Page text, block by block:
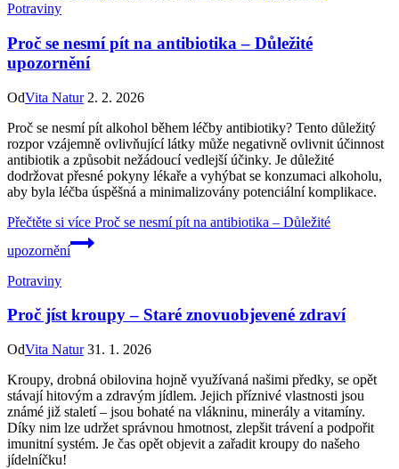
Potraviny
Proč se nesmí pít na antibiotika – Důležité
upozornění
OdVita Natur 2. 2. 2026
Proč se nesmí pít alkohol během léčby antibiotiky? Tento důležitý
rozpor vzájemně ovlivňující látky může negativně ovlivnit účinnost
antibiotik a způsobit nežádoucí vedlejší účinky. Je důležité
dodržovat přesné pokyny lékaře a vyhýbat se konzumaci alkoholu,
aby byla léčba úspěšná a minimalizovány potenciální komplikace.
Přečtěte si více Proč se nesmí pít na antibiotika – Důležité
upozornění
Potraviny
Proč jíst kroupy – Staré znovuobjevené zdraví
OdVita Natur 31. 1. 2026
Kroupy, drobná obilovina hojně využívaná našimi předky, se opět
stávají hitovým a zdravým jídlem. Jejich příznivé vlastnosti jsou
známé již staletí – jsou bohaté na vlákninu, minerály a vitamíny.
Díky nim lze udržet správnou hmotnost, zlepšit trávení a podpořit
imunitní systém. Je čas opět objevit a zařadit kroupy do našeho
jídelníčku!